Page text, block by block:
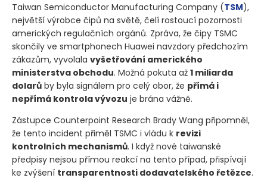
Taiwan Semiconductor Manufacturing Company (TSM),
největší výrobce čipů na světě, čelí rostoucí pozornosti
amerických regulačních orgánů. Zpráva, že čipy TSMC
skončily ve smartphonech Huawei navzdory předchozím
zákazům, vyvolala vyšetřování amerického
ministerstva obchodu. Možná pokuta až 1 miliarda
dolarů by byla signálem pro celý obor, že přímá i
nepřímá kontrola vývozu je brána vážně.
Zástupce Counterpoint Research Brady Wang připomněl,
že tento incident přiměl TSMC i vládu k revizi
kontrolních mechanismů. I když nové taiwanské
předpisy nejsou přímou reakcí na tento případ, přispívají
ke zvýšení transparentnosti dodavatelského řetězce.